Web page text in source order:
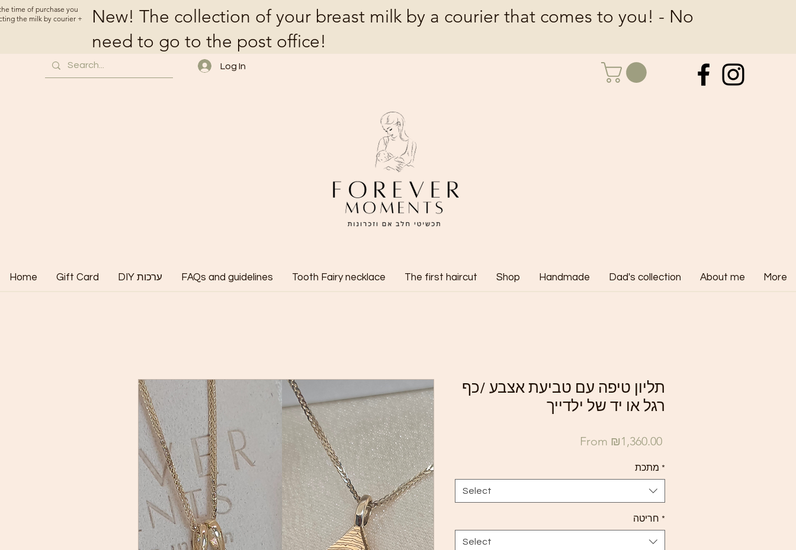
Log In
time of purchase you
the milk by courier +
New! The collection of your breast milk by a courier that comes to you! - No
need to go to the post office!
Home Gift Card DIY ערכות FAQs and guidelines Tooth Fairy necklace The first haircut Shop Handmade Dad's collection About me More
תליון טיפה עם טביעת אצבע /כף
רגל או יד של ילדייך
From ₪1,360.00Sale
מתכת *
Select
חריטה *
Select